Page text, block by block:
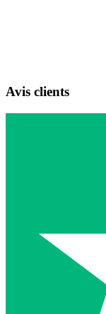
Avis clients